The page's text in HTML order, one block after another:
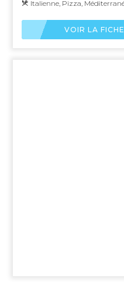
Italienne, Pizza,
VOIR LA